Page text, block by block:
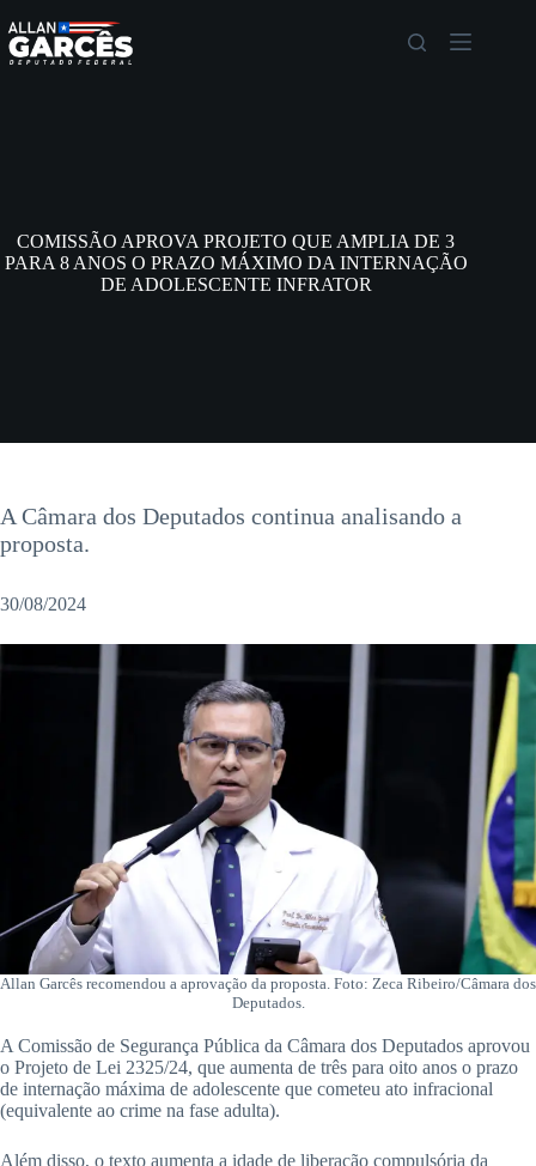
COMISSÃO APROVA PROJETO QUE AMPLIA DE 3
PARA 8 ANOS O PRAZO MÁXIMO DA INTERNAÇÃO
DE ADOLESCENTE INFRATOR
A Câmara dos Deputados continua analisando a
proposta.
30/08/2024
Allan Garcês recomendou a aprovação da proposta. Foto: Zeca Ribeiro/Câmara dos
Deputados.
A Comissão de Segurança Pública da Câmara dos Deputados aprovou
o Projeto de Lei 2325/24, que aumenta de três para oito anos o prazo
de internação máxima de adolescente que cometeu ato infracional
(equivalente ao crime na fase adulta).
Além disso, o texto aumenta a idade de liberação compulsória da